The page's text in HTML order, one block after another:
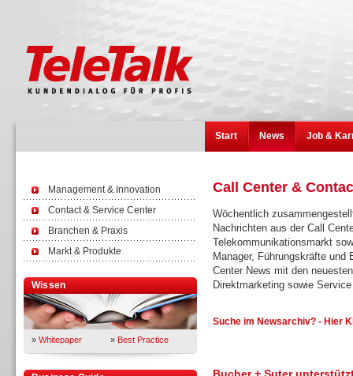
Start News Job &
Management & Innovation
Contact & Service Center
Branchen & Praxis
Markt & Produkte
Wissen
» Whitepaper » Best Practice
Call Center &
Wöchentlich
Nachrichten aus der Call
Telekommunikationsmarkt
Manager, Führungskräfte und
Center News mit den
Direktmarketing sowie
Suche im Newsarchiv? - Hier